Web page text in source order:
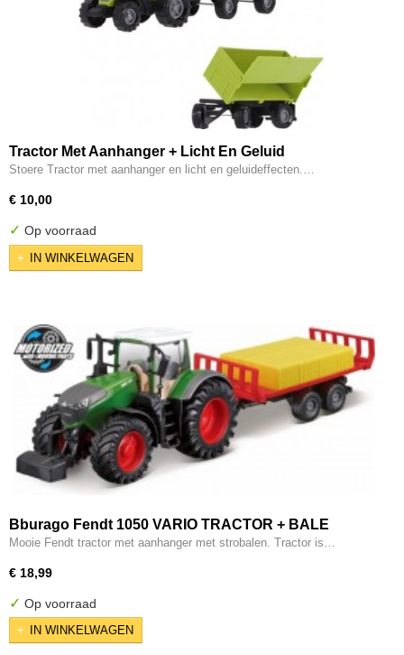
Tractor Met Aanhanger + Licht En Geluid
Stoere Tractor met aanhanger en licht en geluideffecten.…
€ 10,00
✓ Op voorraad
IN WINKELWAGEN
Bburago Fendt 1050 VARIO TRACTOR + BALE
TRAILER
Mooie Fendt tractor met aanhanger met strobalen. Tractor is…
€ 18,99
✓ Op voorraad
IN WINKELWAGEN